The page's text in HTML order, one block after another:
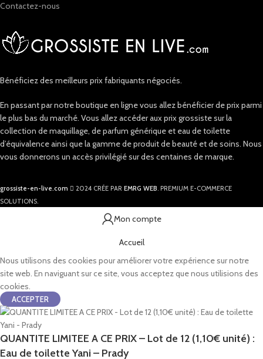
Contactez-nous
Bénéficiez des meilleurs prix fabriquants négociés.
En passant par notre boutique en ligne vous allez bénéficier de prix parmi
le plus bas du marché. Vous allez accéder aux prix grossiste sur la
collection de maquillage, de parfum générique et eau de toilette
d’équivalence ainsi que la gamme de produit de beauté et de soins. Nous
vous donnerons un accès privilégié sur des centaines de marque.
grossiste-en-live.com 2024 CRÉE PAR EMRG WEB. PREMIUM E-COMMERCE
SOLUTIONS.
Mon compte
Accueil
Nous utilisons des cookies pour améliorer votre expérience sur notre
site web. En naviguant sur ce site, vous acceptez que nous utilisions des
cookies.
ACCEPTER
QUANTITE LIMITEE A CE PRIX – Lot de 12 (1,10€ unité) :
Eau de toilette Yani – Prady